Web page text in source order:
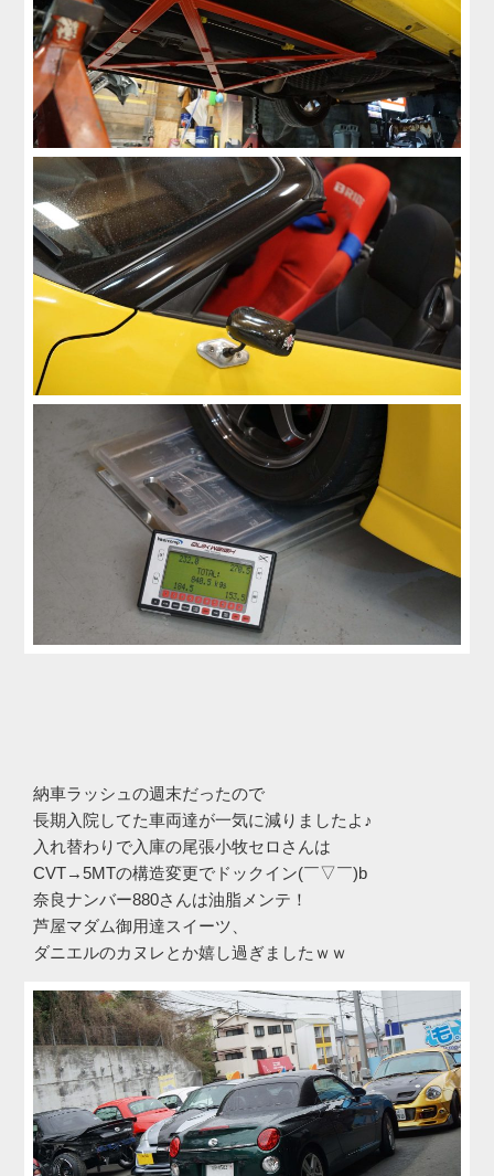
納車ラッシュの週末だったので
長期入院してた車両達が一気に減りましたよ♪
入れ替わりで入庫の尾張小牧セロさんは
CVT→5MTの構造変更でドックイン(￣▽￣)b
奈良ナンバー880さんは油脂メンテ！
芦屋マダム御用達スイーツ、
ダニエルのカヌレとか嬉し過ぎましたｗｗ